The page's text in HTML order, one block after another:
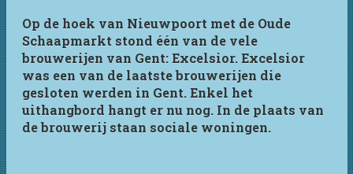
Op de hoek van Nieuwpoort met de Oude
Schaapmarkt stond één van de vele
brouwerijen van Gent: Excelsior. Excelsior
was een van de laatste brouwerijen die
gesloten werden in Gent. Enkel het
uithangbord hangt er nu nog. In de plaats van
de brouwerij staan sociale woningen.